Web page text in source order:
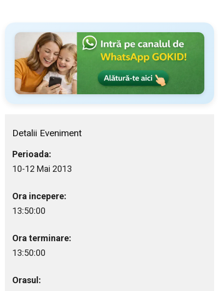
Detalii Eveniment
Perioada:
10-12 Mai 2013
Ora incepere:
13:50:00
Ora terminare:
13:50:00
Orasul: